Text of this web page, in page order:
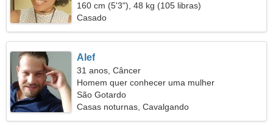
relacionamento sério
160 cm (5'3"), 48 kg (105 libras)
Casado
Alef
31 anos, Câncer
Homem quer conhecer uma mulher
São Gotardo
Casas noturnas, Cavalgando